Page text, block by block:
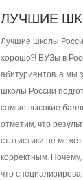
ЛУЧШИЕ
Лучшие школы
хорошо?! ВУЗы в
абитуриентов, а мы
школы России
самые высокие
отметим, что
статистики не
корректным.
что